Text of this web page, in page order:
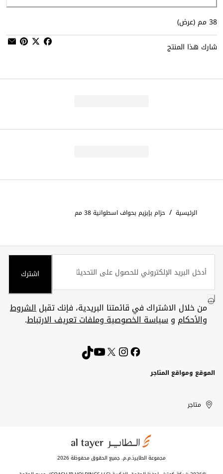
38 مم (عرض)
شارك هذا المنتج
الرئيسية / حزام بإبزيم بحواف اسطوانية 38 مم
اشترك
من خلال الاشتراك في قائمتنا البريدية، فإنك تقبلالشروط
والأحكام وسياسة الخصوصية وملفات تعريف الارتباط.
الموقع ومواقع المتاجر
United
Arab
Kuwait
الإمارات
العربية
الكويت
متاجر
مجموعة الطايرذ.م.م. جميع الحقوق محفوظة 2026